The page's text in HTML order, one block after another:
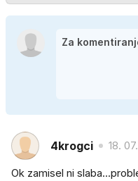
4krogci 18.
Ok zamisel ni